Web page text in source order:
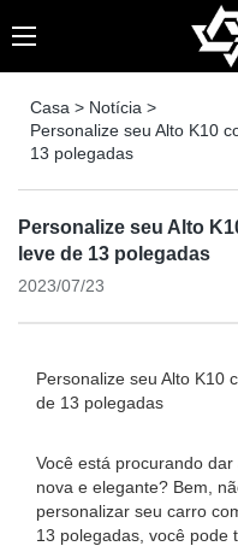
Casa > Notícia >
Personalize seu Alto K10
13 polegadas
Personalize seu Alto
leve de 13 polegadas
2023/07/23
Personalize seu Alto K10
de 13 polegadas
Você está procurando
nova e elegante? Bem,
personalizar seu carro
13 polegadas, você pode